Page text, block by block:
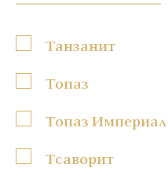
Танзанит
Топаз
Топаз Империал
Тсаворит